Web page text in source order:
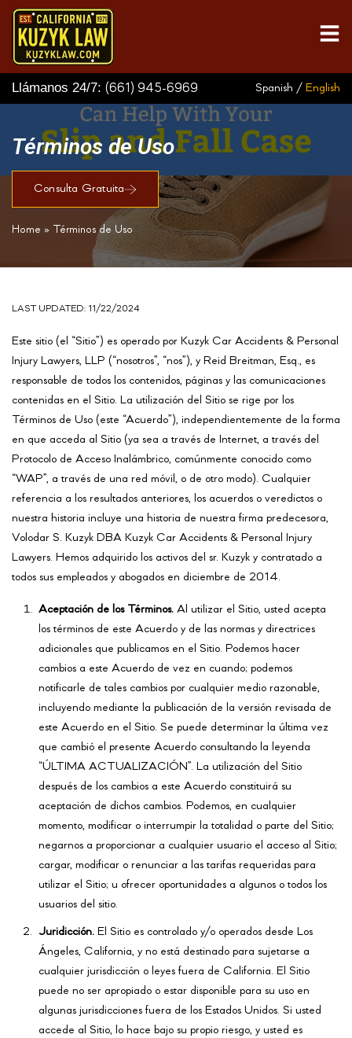
Llámanos 24/7: (661) 945-6969 Spanish / English
Términos de Uso
Consulta Gratuita
Home » Términos de Uso
LAST UPDATED: 11/22/2024
Este sitio (el “Sitio”) es operado por Kuzyk Car Accidents & Personal
Injury Lawyers, LLP (“nosotros”, “nos”), y Reid Breitman, Esq., es
responsable de todos los contenidos, páginas y las comunicaciones
contenidas en el Sitio. La utilización del Sitio se rige por los
Términos de Uso (este “Acuerdo”), independientemente de la forma
en que acceda al Sitio (ya sea a través de Internet, a través del
Protocolo de Acceso Inalámbrico, comúnmente conocido como
“WAP”, a través de una red móvil, o de otro modo). Cualquier
referencia a los resultados anteriores, los acuerdos o veredictos o
nuestra historia incluye una historia de nuestra firma predecesora,
Volodar S. Kuzyk DBA Kuzyk Car Accidents & Personal Injury
Lawyers. Hemos adquirido los activos del sr. Kuzyk y contratado a
todos sus empleados y abogados en diciembre de 2014.
Aceptación de los Términos. Al utilizar el Sitio, usted acepta
los términos de este Acuerdo y de las normas y directrices
adicionales que publicamos en el Sitio. Podemos hacer
cambios a este Acuerdo de vez en cuando; podemos
notificarle de tales cambios por cualquier medio razonable,
incluyendo mediante la publicación de la versión revisada de
este Acuerdo en el Sitio. Se puede determinar la última vez
que cambió el presente Acuerdo consultando la leyenda
“ÚLTIMA ACTUALIZACIÓN”. La utilización del Sitio
después de los cambios a este Acuerdo constituirá su
aceptación de dichos cambios. Podemos, en cualquier
momento, modificar o interrumpir la totalidad o parte del Sitio;
negarnos a proporcionar a cualquier usuario el acceso al Sitio;
cargar, modificar o renunciar a las tarifas requeridas para
utilizar el Sitio; u ofrecer oportunidades a algunos o todos los
usuarios del sitio.
Juridicción. El Sitio es controlado y/o operados desde Los
Ángeles, California, y no está destinado para sujetarse a
cualquier jurisdicción o leyes fuera de California. El Sitio
puede no ser apropiado o estar disponible para su uso en
algunas jurisdicciones fuera de los Estados Unidos. Si usted
accede al Sitio, lo hace bajo su propio riesgo, y usted es